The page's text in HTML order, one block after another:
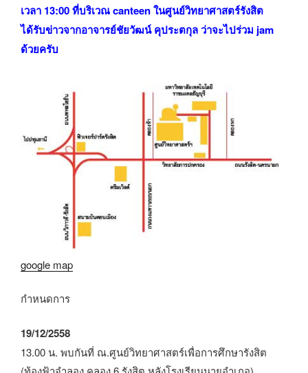
เวลา 13:00 ที่บริเวณ canteen ในศูนย์วิทยาศาสตร์รังสิต
ได้รับข่าวจากอาจารย์ชัยวัฒน์ คุประตกุล ว่าจะไปร่วม jam
ด้วยครับ
google map
กำหนดการ
19/12/2558
13.00 น. พบกันที่ ณ.ศูนย์วิทยาศาสตร์เพื่อการศึกษารังสิต